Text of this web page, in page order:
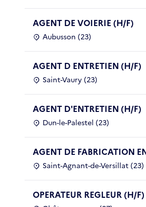
AGENT DE VOIERIE (H/F)
Aubusson (23)
AGENT D ENTRETIEN (H/F)
Saint-Vaury (23)
AGENT D'ENTRETIEN (H/F)
Dun-le-Palestel (23)
AGENT DE FABRICATION
Saint-Agnant-de-Versillat (23)
OPERATEUR REGLEUR (H/F)